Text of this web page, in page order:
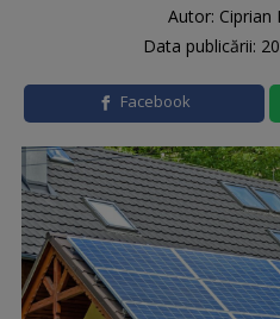
Autor: Ciprian
Data publicării:
Facebook